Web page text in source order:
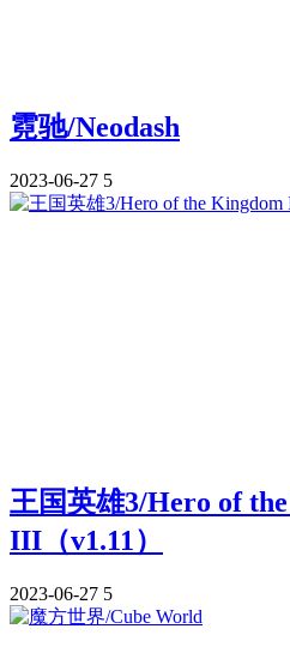
霓驰/Neodash
2023-06-27 5
王国英雄3/Hero of
III（v1.11）
2023-06-27 5